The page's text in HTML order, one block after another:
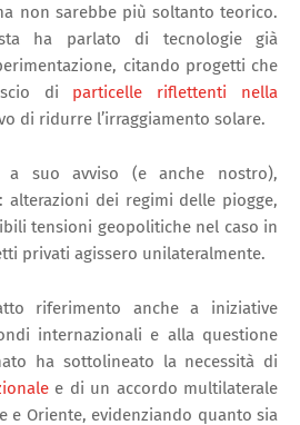
non sarebbe più soltanto teorico.
ha parlato di tecnologie già
citando progetti che
di particelle riflettenti nella
di ridurre l’irraggiamento solare.
a suo avviso (e anche nostro),
alterazioni dei regimi delle piogge,
tensioni geopolitiche nel caso in
privati agissero unilateralmente.
riferimento anche a iniziative
internazionali e alla questione
ha sottolineato la necessità di
e di un accordo multilaterale
e Oriente, evidenziando quanto sia